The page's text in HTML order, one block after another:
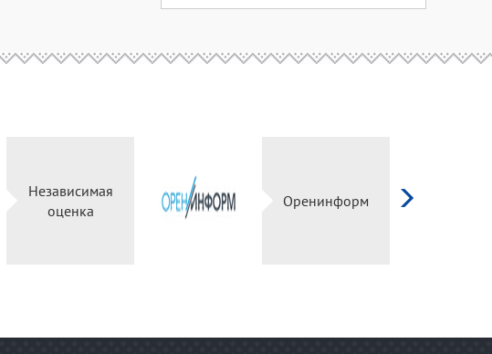
Независимая
оценка
Оренинформ